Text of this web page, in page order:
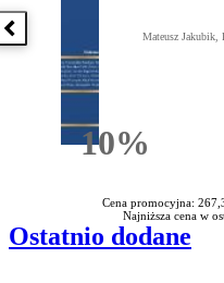
Poprzednia książka
10%Rabatu
Mateusz Jakubik,
Cena promocyjna:
Najniższa cena w
Ostatnio dodane